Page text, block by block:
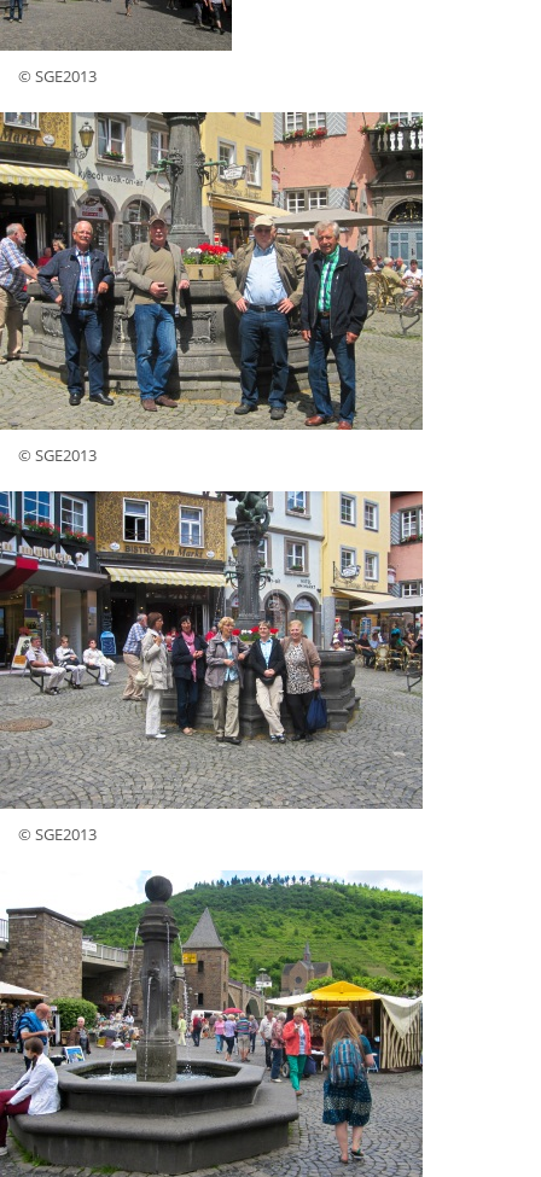
© SGE2013
© SGE2013
© SGE2013